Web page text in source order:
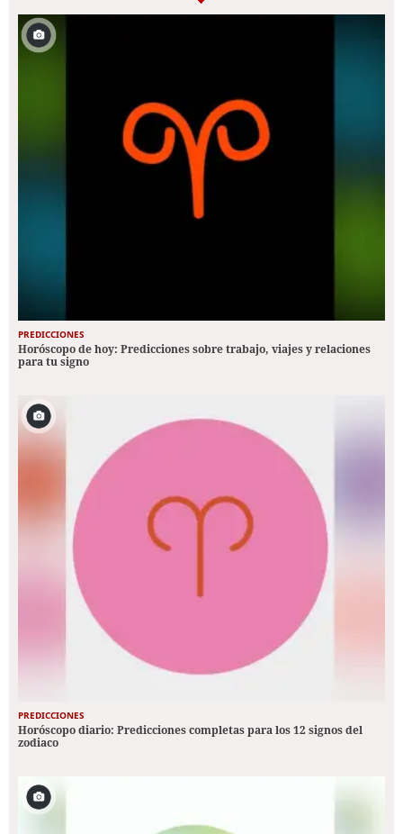
PREDICCIONES
Horóscopo de hoy: Predicciones sobre trabajo, viajes y relaciones
para tu signo
PREDICCIONES
Horóscopo diario: Predicciones completas para los 12 signos del
zodiaco